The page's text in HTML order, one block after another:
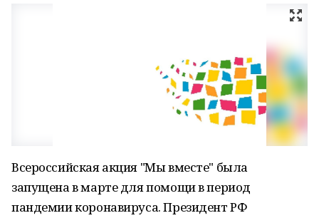
Всероссийская акция "Мы вместе" была
запущена в марте для помощи в период
пандемии коронавируса. Президент РФ